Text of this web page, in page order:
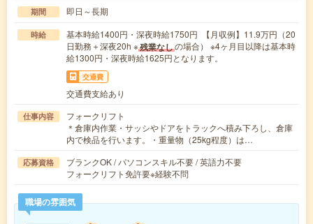
期間 即日～長期
時給
基本時給1400円・深夜時給1750円 【月収例】11.9万円（20
日勤務＋深夜20h ※残業なしの場合） ※4ヶ月目以降は基本時
給1300円・深夜時給1625円となります。
交通費
交通費支給あり
仕事内容
フォークリフト
＊倉庫内作業・サッシやドアをトラックへ積み下ろし、倉庫
内で検品を行います。・重量物（25kg程度）は…
応募資格
ブランクOK / パソコンスキル不要 / 英語力不要
フォークリフト免許要※経験不問
職場の雰囲気